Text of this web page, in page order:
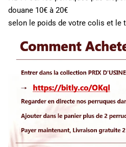
douane 10€ à 20€
selon le poids de votre colis et le